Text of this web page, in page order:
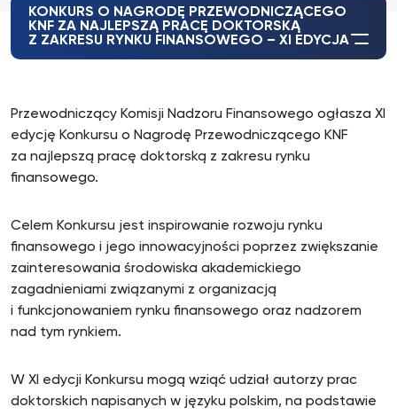
KONKURS O NAGRODĘ PRZEWODNICZĄCEGO
KNF ZA NAJLEPSZĄ PRACĘ DOKTORSKĄ
Z ZAKRESU RYNKU FINANSOWEGO – XI EDYCJA
Przewodniczący Komisji Nadzoru Finansowego ogłasza XI
edycję Konkursu o Nagrodę Przewodniczącego KNF
za najlepszą pracę doktorską z zakresu rynku
finansowego.
Celem Konkursu jest inspirowanie rozwoju rynku
finansowego i jego innowacyjności poprzez zwiększanie
zainteresowania środowiska akademickiego
zagadnieniami związanymi z organizacją
i funkcjonowaniem rynku finansowego oraz nadzorem
nad tym rynkiem.
W XI edycji Konkursu mogą wziąć udział autorzy prac
doktorskich napisanych w języku polskim, na podstawie